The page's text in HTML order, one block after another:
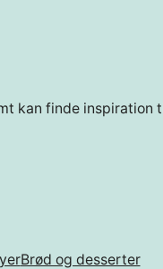
kan finde
Brød og desserter